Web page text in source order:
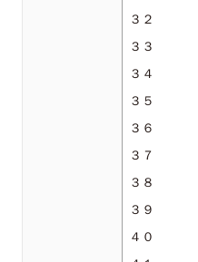
３２
３３
３４
３５
３６
３７
３８
３９
４０